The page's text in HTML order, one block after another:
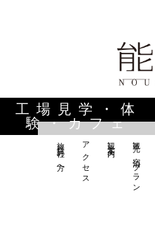
ー
ワ
ー
ド
オンラ
インシ
能作の歴史
と技
商品情報
直営店
工場見学・体
験・カフェ
観光×宿泊プラン
観光案内
アクセス
旅行会社の方へ